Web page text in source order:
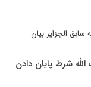
الجزایر بیان
شرط پایان دادن